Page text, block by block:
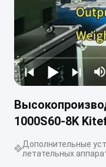
1000S60-8K
Дополнительные
летательных